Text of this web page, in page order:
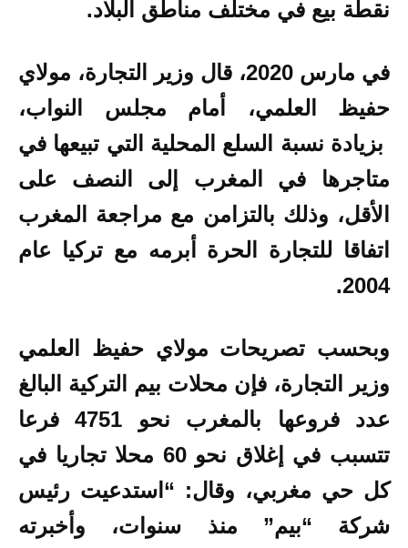
نقطة بيع في مختلف مناطق البلاد.
في مارس 2020، قال
وزير التجارة، مولاي
حفيظ العلمي، أمام مجلس النواب،
بزيادة نسبة السلع المحلية التي تبيعها في
متاجرها في المغرب إلى النصف على
الأقل، وذلك بالتزامن مع مراجعة المغرب
اتفاقا للتجارة الحرة أبرمه مع تركيا عام
2004.
وبحسب تصريحات مولاي حفيظ العلمي
وزير التجارة، فإن محلات بيم التركية البالغ
عدد فروعها بالمغرب نحو 4751 فرعا
تتسبب في إغلاق نحو 60 محلا تجاريا في
كل حي مغربي، وقال: “استدعيت رئيس
شركة “بيم” منذ سنوات، وأخبرته